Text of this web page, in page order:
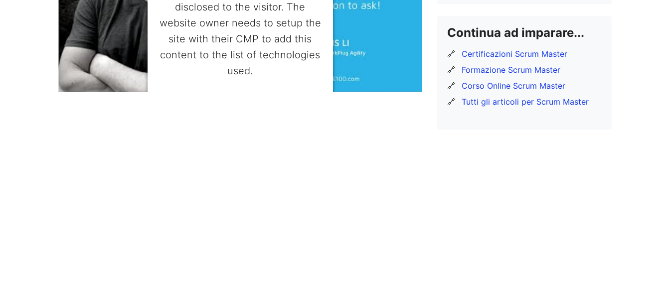
disclosed to the visitor. The
website owner needs to setup the
site with their CMP to add this
content to the list of technologies
used.
Continua ad imparare...
🔗
Certificazioni Scrum Master
🔗
Formazione Scrum Master
🔗
Corso Online Scrum Master
🔗
Tutti gli articoli per Scrum Master